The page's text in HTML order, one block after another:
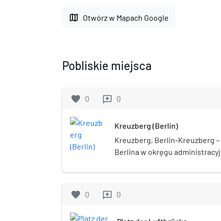
map Otwórz w Mapach Google
Pobliskie miejsca
favorite 0 reviews 0
Kreuzberg (Berlin)
Kreuzberg, Berlin-Kreuzberg
Berlina w okręgu
Jest gęsto zaludnioną
Landwehrkanal.
favorite 0 reviews 0